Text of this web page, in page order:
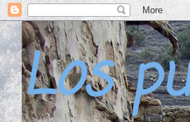
Los